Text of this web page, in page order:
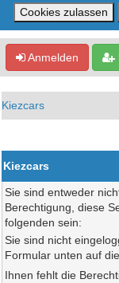
Anmelden
Kiezcars
Kiezcars
Sie sind entweder
Berechtigung, diese
folgenden sein:
Sie sind nicht
Formular unten auf
Ihnen fehlt die